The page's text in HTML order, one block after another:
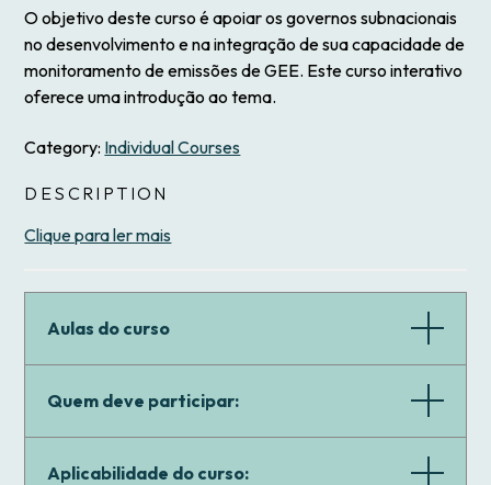
O objetivo deste curso é apoiar os governos subnacionais
no desenvolvimento e na integração de sua capacidade de
monitoramento de emissões de GEE. Este curso interativo
oferece uma introdução ao tema.
Category: Individual Courses
DESCRIPTION
Clique para ler mais
Aulas do curso
Quem deve participar:
Aplicabilidade do curso: